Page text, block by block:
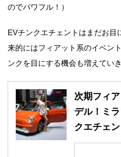
のでパワフル！）
EVチンクエチェントはまだお
来的にはフィアット系のイベン
ンクを目にする機会も増えていき
次期フィ
デル！ミ
クエチェ